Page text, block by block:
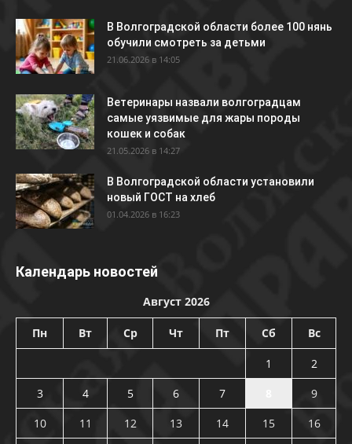
В Волгоградской области более 100 нянь
обучили смотреть за детьми
21.06.2026 в 14:05
Ветеринары назвали волгоградцам
самые уязвимые для жары породы
кошек и собак
21.05.2026 в 14:27
В Волгоградской области установили
новый ГОСТ на хлеб
01.04.2026 в 16:23
Календарь новостей
Август 2026
Пн Вт Ср Чт Пт Сб Вс
1
2
3
4 5 6 7
9
10
11 12 13 14 15
16